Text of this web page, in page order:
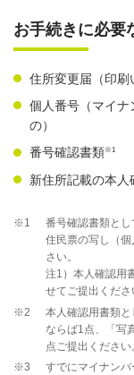
お手続きに必要
住所変更届（印刷
個人番号（マイナ
の）
番号確認書類※1
新住所記載の本人
※1 番号確認書類とし
住民票の写し（
さい。
注1）本人確認用
せてご提出くださ
※2
本人確認用書類と
ならば1点、「写
点ご提出ください
※3
すでにマイナン